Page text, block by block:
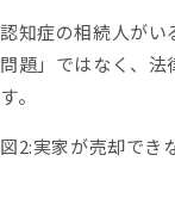
認知症の相続人がい
問題」ではなく、法
す。
図2:実家が売却でき